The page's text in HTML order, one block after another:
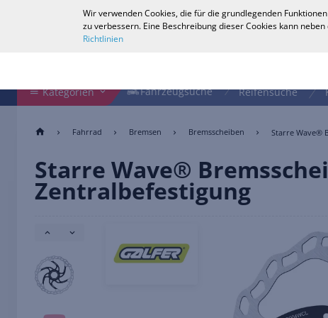
Kategorien Fahrzeugsuche Reifensuche
Fahrrad Bremsen Bremsscheiben Starre Wave®
Starre Wave®
Zentralbefestigung
Wir verwenden Cookies, die für die grundlegenden
zu verbessern. Eine Beschreibung dieser Cookies kann
Richtlinien